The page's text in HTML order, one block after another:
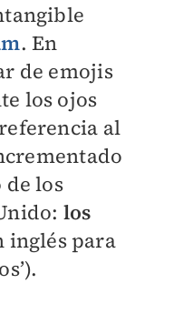
. En
de emojis
los ojos
al
los
los
inglés para